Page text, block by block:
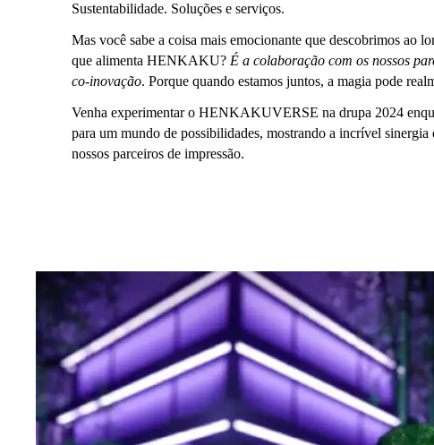
Sustentabilidade. Soluções e serviços.
Mas você sabe a coisa mais emocionante que descobrimos ao
que alimenta HENKAKU? É a colaboração com os nossos
co-inovação. Porque quando estamos juntos, a magia pode
Venha experimentar o HENKAKUVERSE na drupa 2024
para um mundo de possibilidades, mostrando a incrível sinergia
nossos parceiros de impressão.